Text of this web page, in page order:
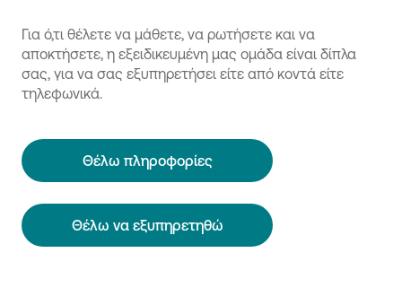
Για ό,τι θέλετε να μάθετε, να ρωτήσετε και να
αποκτήσετε, η εξειδικευμένη μας ομάδα είναι δίπλα
σας, για να σας εξυπηρετήσει είτε από κοντά είτε
τηλεφωνικά.
Θέλω πληροφορίες
Θέλω να εξυπηρετηθώ